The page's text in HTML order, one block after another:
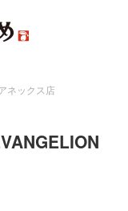
ネックス店